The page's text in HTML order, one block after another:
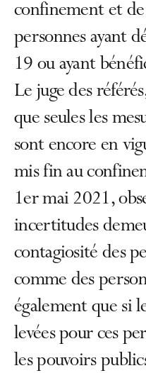
confinement et
personnes ayant
19 ou ayant
Le juge des
que seules les
sont encore en
mis fin au
1er mai 2021,
incertitudes
contagiosité des
comme des
également que si
levées pour ces
les pouvoirs